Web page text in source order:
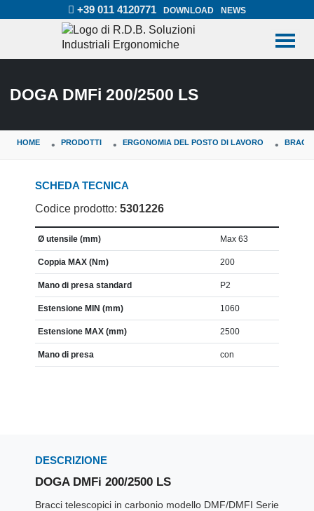
+39 011 4120771 DOWNLOAD NEWS
DOGA DMFi 200/2500 LS
HOME PRODOTTI ERGONOMIA DEL POSTO DI LAVORO
SCHEDA TECNICA
Codice prodotto: 5301226
CARATTERISTICA
Ø utensile (mm) Max 63
Coppia MAX (Nm) 200
Mano di presa standard P2
Estensione MIN (mm) 1060
Estensione MAX (mm) 2500
Mano di presa con
DESCRIZIONE
DOGA DMFi 200/2500 LS
Bracci telescopici in carbonio modello DMF/DMFI Serie